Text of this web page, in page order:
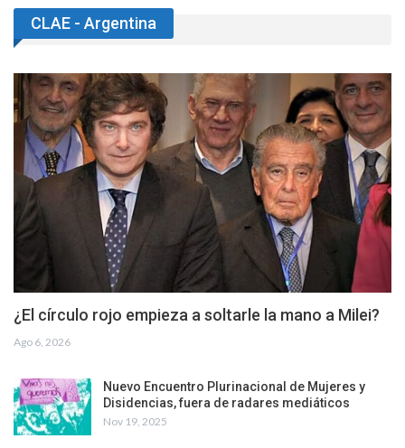
CLAE - Argentina
¿El círculo rojo empieza a soltarle la mano a Milei?
Ago 6, 2026
Nuevo Encuentro Plurinacional de Mujeres y
Disidencias, fuera de radares mediáticos
Nov 19, 2025